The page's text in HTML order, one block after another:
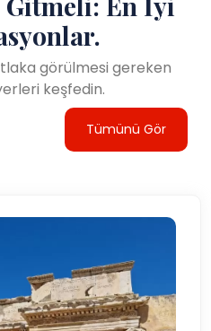
görülmesi gereken
keşfedin.
Tümünü Gör